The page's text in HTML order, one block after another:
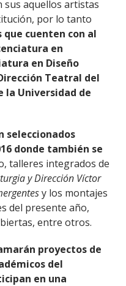
sus aquellos artistas
por lo tanto
cuenten con al
en
en Diseño
Teatral del
la Universidad de
seleccionados
donde también se
talleres integrados de
y Dirección Víctor
y los montajes
del presente año,
entre otros.
proyectos de
del
en una